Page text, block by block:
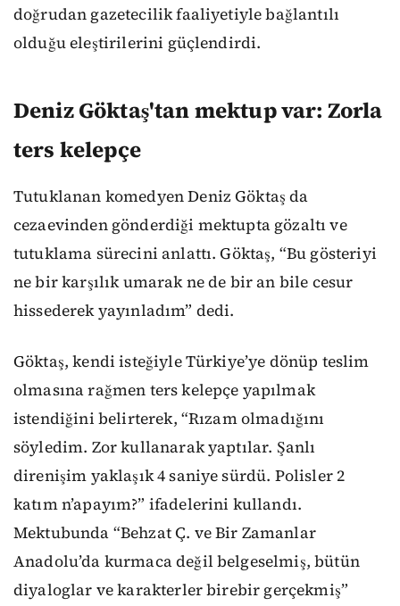
doğrudan gazetecilik faaliyetiyle bağlantılı
olduğu eleştirilerini güçlendirdi.
Deniz Göktaş'tan mektup var: Zorla
ters kelepçe
Tutuklanan komedyen Deniz Göktaş da
cezaevinden gönderdiği mektupta gözaltı ve
tutuklama sürecini anlattı. Göktaş, “Bu gösteriyi
ne bir karşılık umarak ne de bir an bile cesur
hissederek yayınladım” dedi.
Göktaş, kendi isteğiyle Türkiye’ye dönüp teslim
olmasına rağmen ters kelepçe yapılmak
istendiğini belirterek, “Rızam olmadığını
söyledim. Zor kullanarak yaptılar. Şanlı
direnişim yaklaşık 4 saniye sürdü. Polisler 2
katım n’apayım?” ifadelerini kullandı.
Mektubunda “Behzat Ç. ve Bir Zamanlar
Anadolu’da kurmaca değil belgeselmiş, bütün
diyaloglar ve karakterler birebir gerçekmiş”